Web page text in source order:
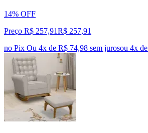
14% OFF
Preço R$ 257,91R$ 257,91
no Pix Ou 4x de R$ 74,98 sem jurosou 4x de